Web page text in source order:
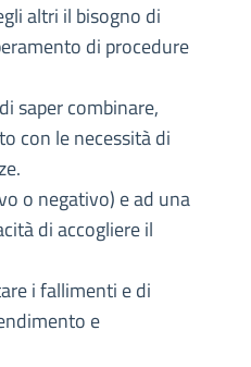
altri il bisogno di
di procedure
saper combinare,
con le necessità di
o negativo) e ad una
di accogliere il
i fallimenti e di
e